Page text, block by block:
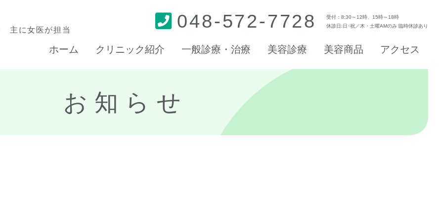
主に女医が担当 048-572-7728
受付：8:30～12時、15時～18時
休診日:日･祝／木・土曜AMのみ 臨時休診あり
ホーム クリニック紹介 一般診療・治療 美容診療 美容商品 アクセス
お知らせ